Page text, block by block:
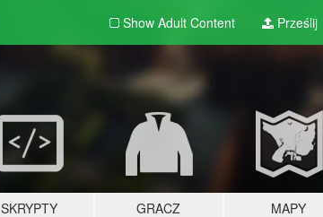
Show Adult Content Prześlij
SKRYPTY GRACZ MAPY